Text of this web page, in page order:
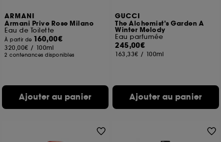
ARMANI
Armani Prive Rose Milano
Eau de Toilette
À partir de 160,00€
320,00€ / 100ml
2 contenances disponibles
Ajouter au panier
GUCCI
The Alchemist's Garden A
Winter Melody
Eau parfumée
245,00€
163,33€ / 100ml
Ajouter au panier